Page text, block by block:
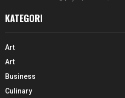
KATEGORI
Art
Art
Business
Culinary